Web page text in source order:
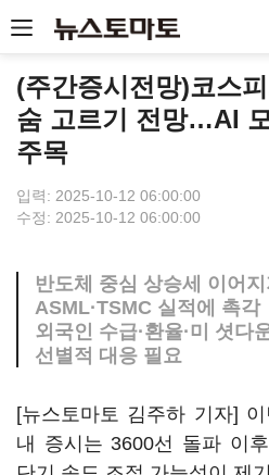
(주간증시전망)코스
숨 고르기 전망…AI
주목
입력: 2025-10-12 06:00:00
수정: 2025-10-12 06:00:00
반도체 중심 상승세 이어
ASML·TSMC 실적에 촉각
외국인 수급·환율·미 셧
선별적 대응 필요
[뉴스토마토 김주하 기자]
내 증시는 3600선 돌파 이